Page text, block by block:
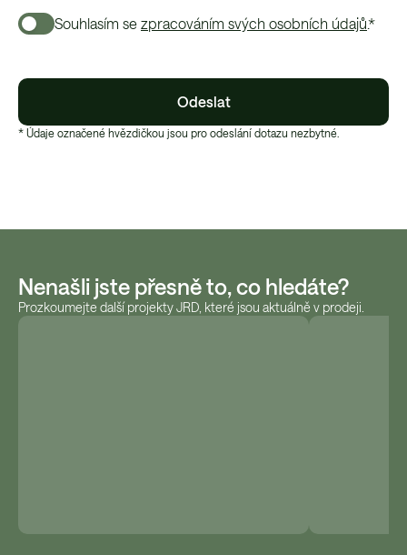
Souhlasím se zpracováním svých osobních údajů.*
Odeslat
* Údaje označené hvězdičkou jsou pro odeslání dotazu nezbytné.
Nenašli jste přesně to, co hledáte?
Prozkoumejte další projekty JRD, které jsou aktuálně v prodeji.